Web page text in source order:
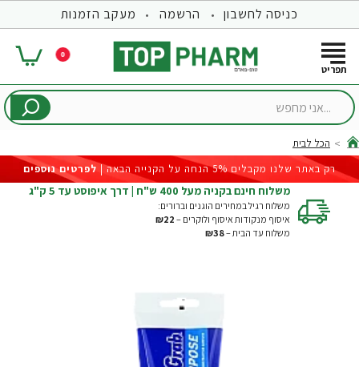
כניסה לחשבון הרשמה מעקב הזמנות
0
...אני
home
הכל לבית
רק באתר שלנו מקבלים 5% הנחה על הקנייה הבאה |
לפרטים נוספים
משלוח חינם בקניה מעל 400 ש"ח | דרך איפוסט עד 5 ק"ג
משלוח רגיל במחירים הוגנים וברורים:
איסוף מנקודות איסוף ולוקרים – ₪22
משלוח עד הבית –₪38